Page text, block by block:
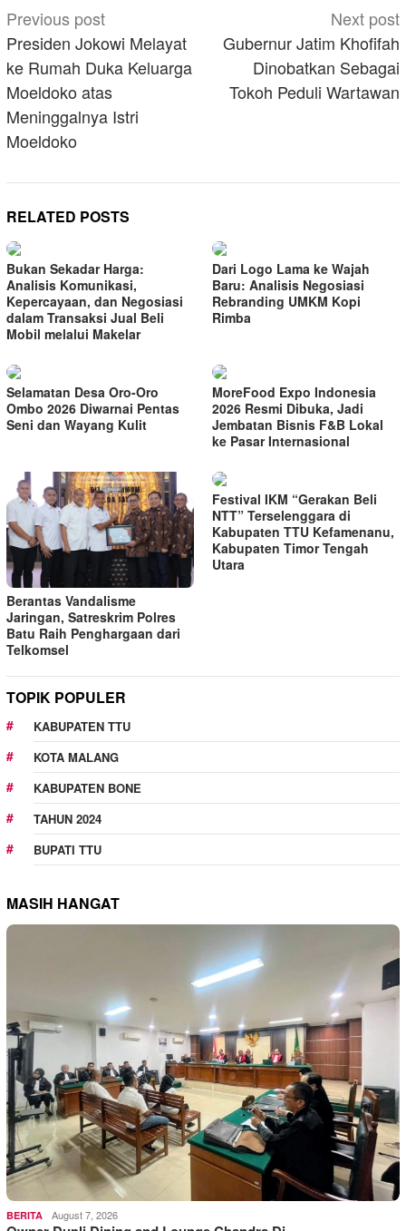
Post
navigation
Previous post
Presiden Jokowi Melayat
ke Rumah Duka Keluarga
Moeldoko atas
Meninggalnya Istri
Moeldoko
Next post
Gubernur Jatim Khofifah
Dinobatkan Sebagai
Tokoh Peduli Wartawan
RELATED POSTS
Bukan Sekadar Harga:
Analisis Komunikasi,
Kepercayaan, dan Negosiasi
dalam Transaksi Jual Beli
Mobil melalui Makelar
Dari Logo Lama ke Wajah
Baru: Analisis Negosiasi
Rebranding UMKM Kopi
Rimba
Selamatan Desa Oro-Oro
Ombo 2026 Diwarnai Pentas
Seni dan Wayang Kulit
MoreFood Expo Indonesia
2026 Resmi Dibuka, Jadi
Jembatan Bisnis F&B Lokal
ke Pasar Internasional
Berantas Vandalisme
Jaringan, Satreskrim Polres
Batu Raih Penghargaan dari
Telkomsel
Festival IKM “Gerakan Beli
NTT” Terselenggara di
Kabupaten TTU Kefamenanu,
Kabupaten Timor Tengah
Utara
TOPIK POPULER
KABUPATEN TTU
KOTA MALANG
KABUPATEN BONE
TAHUN 2024
BUPATI TTU
MASIH HANGAT
BERITA August 7, 2026